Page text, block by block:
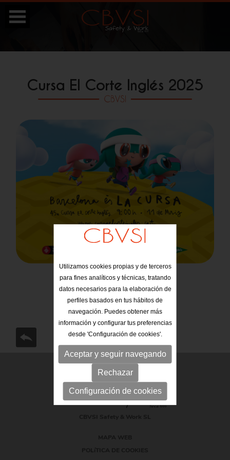
CAT ENG
Cursa El Corte Inglés 2025
Utilizamos cookies propias y de terceros
para fines analíticos y técnicas, tratando
datos necesarios para la elaboración de
perfiles basados en tus hábitos de
navegación. Puedes obtener más
información y configurar tus preferencias
desde 'Configuración de cookies'.
Aceptar y seguir navegando
Rechazar
Configuración de cookies